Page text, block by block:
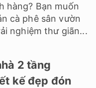
hàng? Bạn muốn
cà phê sân vườn
nghiệm thư giãn...
2 tầng
kế đẹp đón